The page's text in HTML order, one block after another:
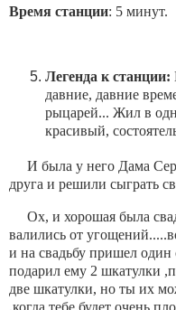
Время станции: 5 минут.
Легенда к станции:
давние, давние
рыцарей... Жил в
красивый,
И была у него Дама
друга и решили сыграть
Ох, и хорошая была
валились от
и на свадьбу пришел один
подарил ему 2 шкатулки
две шкатулки, но ты их
,когда тебе будет очень